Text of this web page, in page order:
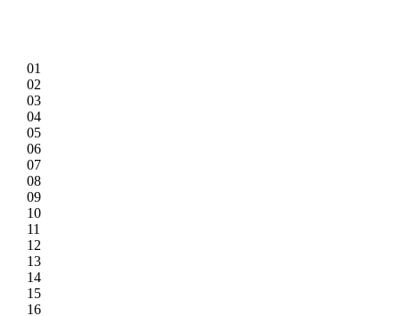
01
02
03
04
05
06
07
08
09
10
11
12
13
14
15
16